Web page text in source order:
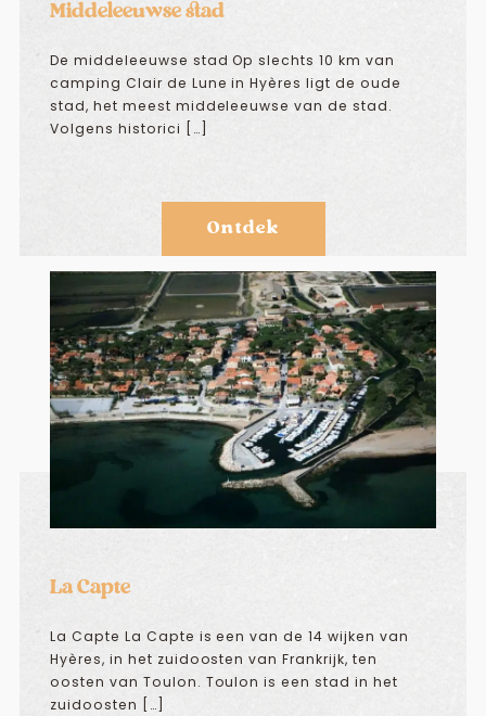
Middeleeuwse stad
De middeleeuwse stad Op slechts 10 km van
camping Clair de Lune in Hyères ligt de oude
stad, het meest middeleeuwse van de stad.
Volgens historici […]
Ontdek
La Capte
La Capte La Capte is een van de 14 wijken van
Hyères, in het zuidoosten van Frankrijk, ten
oosten van Toulon. Toulon is een stad in het
zuidoosten […]